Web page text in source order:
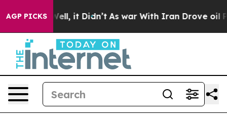
AGP PICKS
Well, it Didn’t As war With Iran Drove oil